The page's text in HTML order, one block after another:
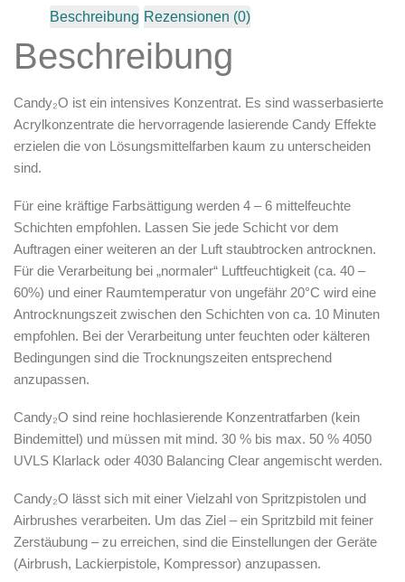
Airbrush-Reiniger
Zubehör & Ausstattung
Arbeitsplatz & Zubehör
Leerbehälter & Mischzubehör
Spezialliteratur & Anleitungen
X
Beschreibung Rezensionen (0)
Beschreibung
Candy₂O ist ein intensives Konzentrat. Es sind wasserbasierte
Acrylkonzentrate die hervorragende lasierende Candy Effekte
erzielen die von Lösungsmittelfarben kaum zu unterscheiden
sind.
Für eine kräftige Farbsättigung werden 4 – 6 mittelfeuchte
Schichten empfohlen. Lassen Sie jede Schicht vor dem
Auftragen einer weiteren an der Luft staubtrocken antrocknen.
Für die Verarbeitung bei „normaler“ Luftfeuchtigkeit (ca. 40 –
60%) und einer Raumtemperatur von ungefähr 20°C wird eine
Antrocknungszeit zwischen den Schichten von ca. 10 Minuten
empfohlen. Bei der Verarbeitung unter feuchten oder kälteren
Bedingungen sind die Trocknungszeiten entsprechend
anzupassen.
Candy₂O sind reine hochlasierende Konzentratfarben (kein
Bindemittel) und müssen mit mind. 30 % bis max. 50 % 4050
UVLS Klarlack oder 4030 Balancing Clear angemischt werden.
Candy₂O lässt sich mit einer Vielzahl von Spritzpistolen und
Airbrushes verarbeiten. Um das Ziel – ein Spritzbild mit feiner
Zerstäubung – zu erreichen, sind die Einstellungen der Geräte
(Airbrush, Lackierpistole, Kompressor) anzupassen.